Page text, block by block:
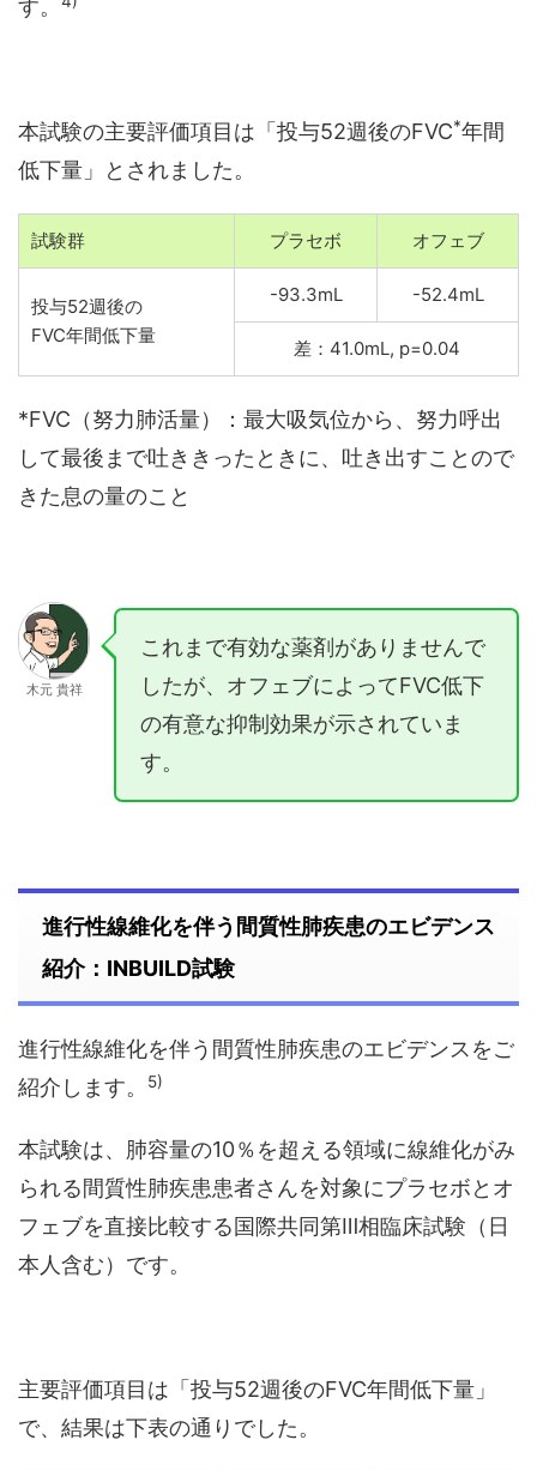
す。
本試験の主要評価項目は「投与52週後のFVC*年間
低下量」とされました。
試験群 プラセボ オフェブ
投与52週後の
FVC年間低下量
-93.3mL -52.4mL
差：41.0mL, p=0.04
*FVC（努力肺活量）：最大吸気位から、努力呼出
して最後まで吐ききったときに、吐き出すことので
きた息の量のこと
木元 貴祥
これまで有効な薬剤がありませんで
したが、オフェブによってFVC低下
の有意な抑制効果が示されていま
す。
進行性線維化を伴う間質性肺疾患のエビデンス
紹介：INBUILD試験
進行性線維化を伴う間質性肺疾患のエビデンスをご
紹介します。
5)
本試験は、肺容量の10％を超える領域に線維化がみ
られる間質性肺疾患患者さんを対象にプラセボとオ
フェブを直接比較する国際共同第Ⅲ相臨床試験（日
本人含む）です。
主要評価項目は「投与52週後のFVC年間低下量」
で、結果は下表の通りでした。